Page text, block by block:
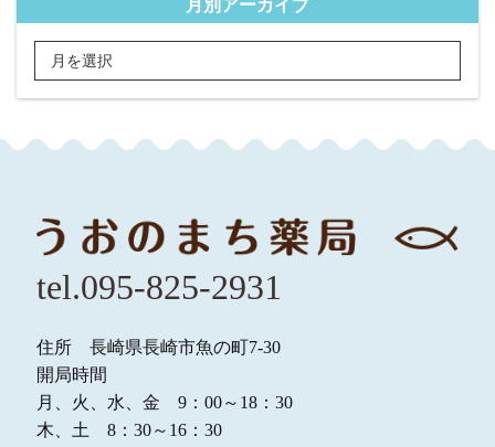
月別アーカイブ
tel.095-825-2931
住所 長崎県長崎市魚の町7-30
開局時間
月、火、水、金 9：00～18：30
木、土 8：30～16：30